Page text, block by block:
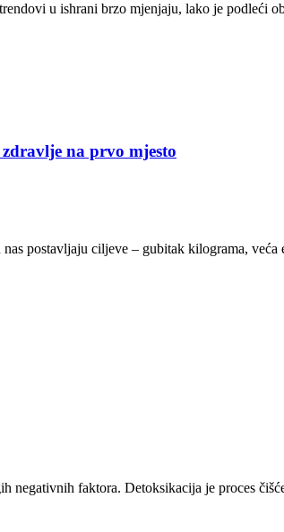
u ishrani brzo mjenjaju, lako je podleći
na prvo mjesto
postavljaju ciljeve – gubitak kilograma, veća
negativnih faktora. Detoksikacija je proces